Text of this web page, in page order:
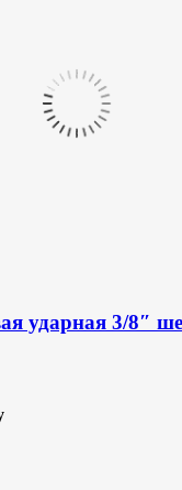
ударная 3/8″